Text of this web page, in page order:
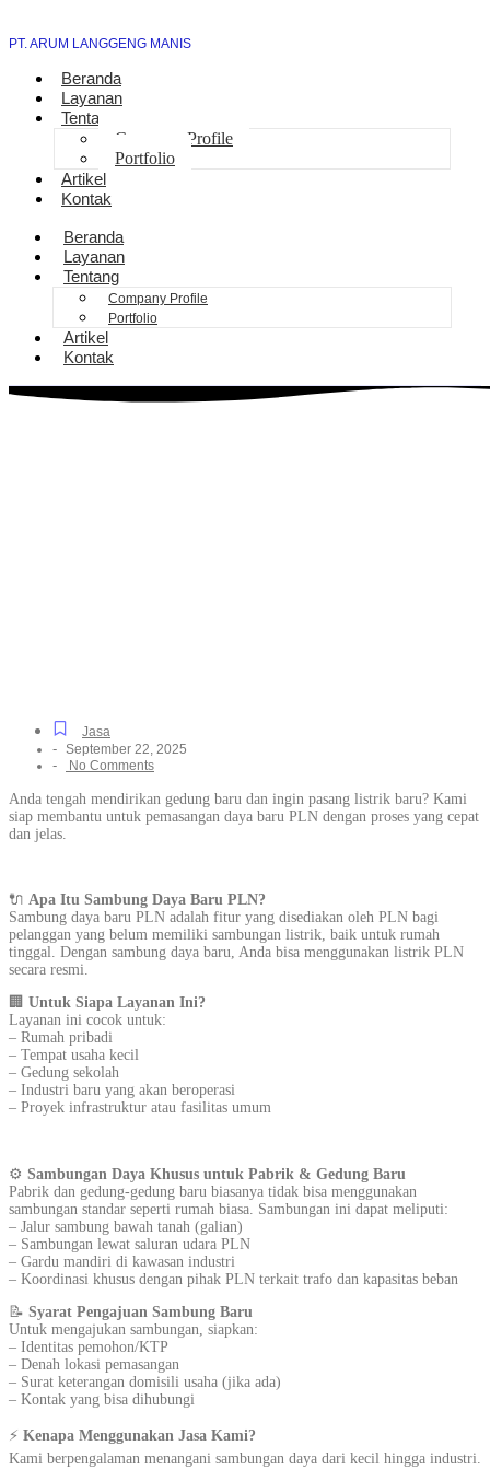
PT. ARUM LANGGENG MANIS
Beranda
Layanan
Tentang
Company Profile
Portfolio
Artikel
Kontak
Beranda
Layanan
Tentang
Company Profile
Portfolio
Artikel
Kontak
Jasa
- September 22, 2025
- No Comments
Anda tengah mendirikan gedung baru dan ingin pasang listrik baru? Kami
siap membantu untuk pemasangan daya baru PLN dengan proses yang cepat
dan jelas.
🔌 Apa Itu Sambung Daya Baru PLN?
Sambung daya baru PLN adalah fitur yang disediakan oleh PLN bagi
pelanggan yang belum memiliki sambungan listrik, baik untuk rumah
tinggal. Dengan sambung daya baru, Anda bisa menggunakan listrik PLN
secara resmi.
🏢 Untuk Siapa Layanan Ini?
Layanan ini cocok untuk:
– Rumah pribadi
– Tempat usaha kecil
– Gedung sekolah
– Industri baru yang akan beroperasi
– Proyek infrastruktur atau fasilitas umum
⚙️ Sambungan Daya Khusus untuk Pabrik & Gedung Baru
Pabrik dan gedung-gedung baru biasanya tidak bisa menggunakan
sambungan standar seperti rumah biasa. Sambungan ini dapat meliputi:
– Jalur sambung bawah tanah (galian)
– Sambungan lewat saluran udara PLN
– Gardu mandiri di kawasan industri
– Koordinasi khusus dengan pihak PLN terkait trafo dan kapasitas beban
📝 Syarat Pengajuan Sambung Baru
Untuk mengajukan sambungan, siapkan:
– Identitas pemohon/KTP
– Denah lokasi pemasangan
– Surat keterangan domisili usaha (jika ada)
– Kontak yang bisa dihubungi
⚡ Kenapa Menggunakan Jasa Kami?
Kami berpengalaman menangani sambungan daya dari kecil hingga industri.